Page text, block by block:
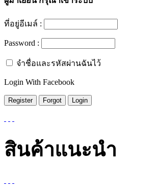
ที่อยู่อีเมล์ :
Password :
จำชื่อและรหัสผ่านฉันไว้
Login With Facebook
สินค้าแนะนำ